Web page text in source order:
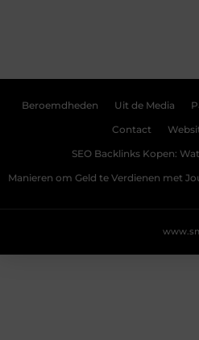
Beroemdheden Uit de Media
Contact
SEO Backlinks Kopen:
Manieren om Geld te Verdienen met